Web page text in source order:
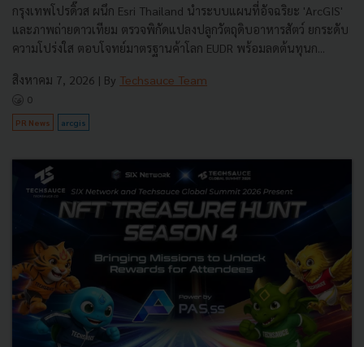
กรุงเทพโปรดิ๊วส ผนึก Esri Thailand นำระบบแผนที่อัจฉริยะ 'ArcGIS'
และภาพถ่ายดาวเทียม ตรวจพิกัดแปลงปลูกวัตถุดิบอาหารสัตว์ ยกระดับ
ความโปร่งใส ตอบโจทย์มาตรฐานค้าโลก EUDR พร้อมลดต้นทุนก...
สิงหาคม 7, 2026 | By Techsauce Team
0
PR News arcgis